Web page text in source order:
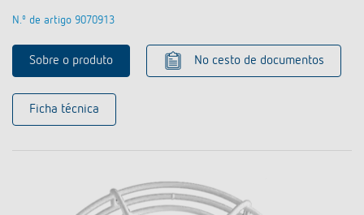
N.º de artigo 9070913
Sobre o produto No cesto de documentos
Ficha técnica